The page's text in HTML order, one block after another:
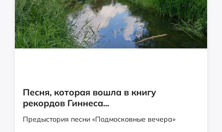
Песня, которая вошла в книгу
рекордов Гиннеса...
Предыстория песни «Подмосковные вечера»